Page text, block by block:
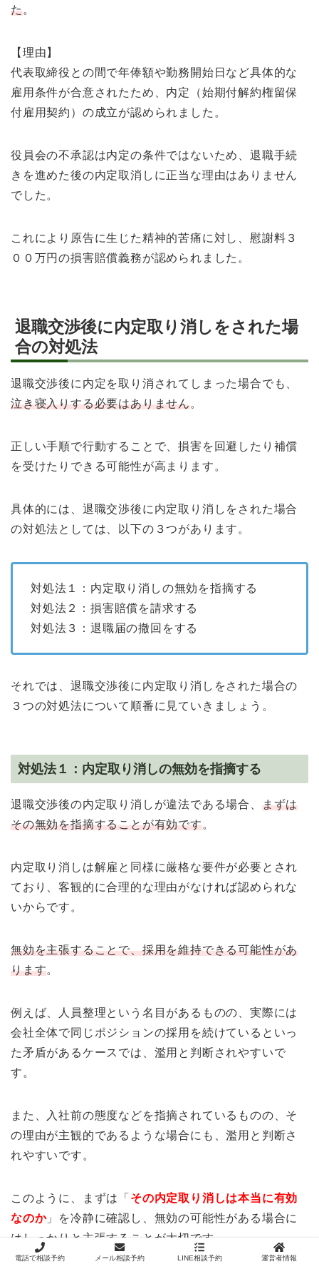
た。
【理由】
代表取締役との間で年俸額や勤務開始日など具体的な
雇用条件が合意されたため、内定（始期付解約権留保
付雇用契約）の成立が認められました。
役員会の不承認は内定の条件ではないため、退職手続
きを進めた後の内定取消しに正当な理由はありません
でした。
これにより原告に生じた精神的苦痛に対し、慰謝料３
００万円の損害賠償義務が認められました。
退職交渉後に内定取り消しをされた場
合の対処法
退職交渉後に内定を取り消されてしまった場合でも、
泣き寝入りする必要はありません。
正しい手順で行動することで、損害を回避したり補償
を受けたりできる可能性が高まります。
具体的には、退職交渉後に内定取り消しをされた場合
の対処法としては、以下の３つがあります。
対処法１：内定取り消しの無効を指摘する
対処法２：損害賠償を請求する
対処法３：退職届の撤回をする
それでは、退職交渉後に内定取り消しをされた場合の
３つの対処法について順番に見ていきましょう。
対処法１：内定取り消しの無効を指摘する
退職交渉後の内定取り消しが違法である場合、 まずは
その無効を指摘することが有効です。
内定取り消しは解雇と同様に厳格な要件が必要とされ
ており、客観的に合理的な理由がなければ認められな
いからです。
無効を主張することで、採用を維持できる可能性があ
ります。
例えば、人員整理という名目があるものの、実際には
会社全体で同じポジションの採用を続けているといっ
た矛盾があるケースでは、濫用と判断されやすいで
す。
また、入社前の態度などを指摘されているものの、そ
の理由が主観的であるような場合にも、濫用と判断さ
れやすいです。
このように、まずは「 その内定取り消しは本当に有効
なのか」を冷静に確認し、無効の可能性がある場合に
はしっかりと主張することが大切です。
電話で相談予約 メール相談予約 LINE相談予約 運営者情報